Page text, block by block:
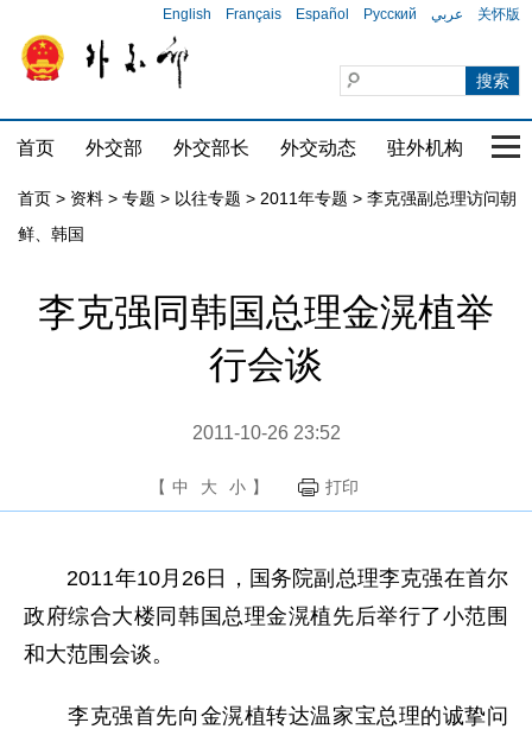
English Français Español Русский عربي 关怀版
首页 外交部 外交部长 外交动态 驻外机构 国
首页 > 资料 > 专题 > 以往专题 > 2011年专题 > 李克强副总理访问朝
鲜、韩国
李克强同韩国总理金滉植举
行会谈
2011-10-26 23:52
【 中 大 小 】 打印
2011年10月26日，国务院副总理李克强在首尔
政府综合大楼同韩国总理金滉植先后举行了小范围
和大范围会谈。
李克强首先向金滉植转达温家宝总理的诚挚问